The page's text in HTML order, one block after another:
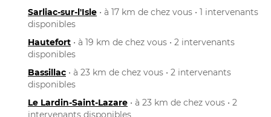
Sarliac-sur-l'Isle • à 17 km de chez vous • 1 intervenants
disponibles
Hautefort • à 19 km de chez vous • 2 intervenants
disponibles
Bassillac • à 23 km de chez vous • 2 intervenants
disponibles
Le Lardin-Saint-Lazare • à 23 km de chez vous • 2
intervenants disponibles